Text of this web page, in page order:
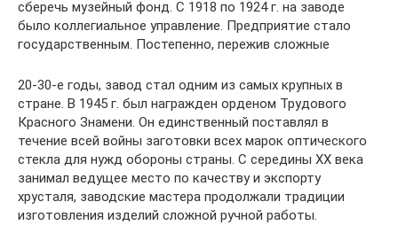
сберечь музейный фонд. С 1918 по 1924 г. на заводе
было коллегиальное управление. Предприятие стало
государственным. Постепенно, пережив сложные
20-30-е годы, завод стал одним из самых крупных в
стране. В 1945 г. был награжден орденом Трудового
Красного Знамени. Он единственный поставлял в
течение всей войны заготовки всех марок оптического
стекла для нужд обороны страны. С середины XX века
занимал ведущее место по качеству и экспорту
хрусталя, заводские мастера продолжали традиции
изготовления изделий сложной ручной работы.